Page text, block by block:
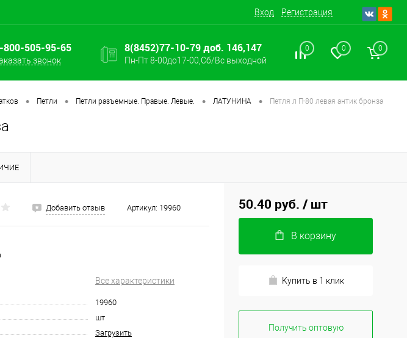
Вход Регистрация
800-505-95-65
звонок
8(8452)77-10-79 доб. 146,147
Пн-Пт 8-00до17-00,Сб/Вс выходной
0 0 0
• Петли • Петли разъемные. Правые. Левые. • ЛАТУНИНА • Петля л П-80 левая антик бронза
Добавить отзыв Артикул: 19960
Все характеристики
19960
шт
Загрузить
50.40 руб. / шт
В корзину
Купить в 1 клик
Получить оптовую